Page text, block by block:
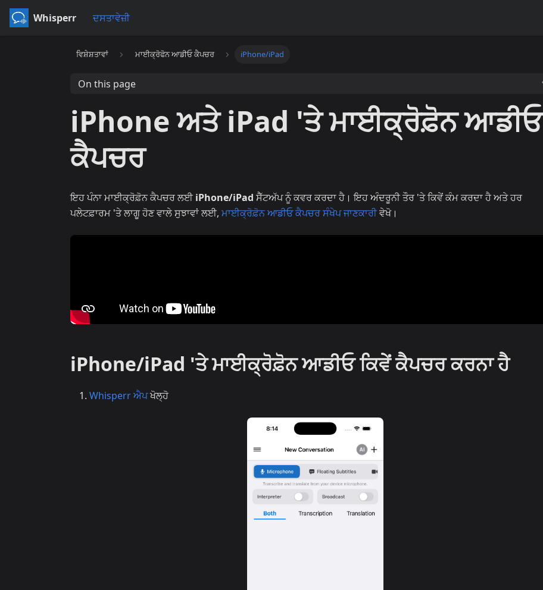
Whisperr ਦਸਤਾਵੇਜ਼ੀ
ਵਿਸ਼ੇਸ਼ਤਾਵਾਂ ਮਾਈਕ੍ਰੋਫੋਨ ਆਡੀਓ ਕੈਪਚਰ iPhone/iPad
On this page
iPhone ਅਤੇ iPad 'ਤੇ ਮਾਈਕ੍ਰੋਫ਼ੋਨ ਆਡੀਓ
ਕੈਪਚਰ
ਇਹ ਪੰਨਾ ਮਾਈਕ੍ਰੋਫ਼ੋਨ ਕੈਪਚਰ ਲਈ iPhone/iPad ਸੈੱਟਅੱਪ ਨੂੰ ਕਵਰ ਕਰਦਾ ਹੈ। ਇਹ ਅੰਦਰੂਨੀ ਤੌਰ 'ਤੇ ਕਿਵੇਂ ਕੰਮ ਕਰਦਾ ਹੈ ਅਤੇ ਹਰ
ਪਲੇਟਫ਼ਾਰਮ 'ਤੇ ਲਾਗੂ ਹੋਣ ਵਾਲੇ ਸੁਝਾਵਾਂ ਲਈ, ਮਾਈਕ੍ਰੋਫ਼ੋਨ ਆਡੀਓ ਕੈਪਚਰ ਸੰਖੇਪ ਜਾਣਕਾਰੀਵੇਖੋ।
iPhone/iPad 'ਤੇ ਮਾਈਕ੍ਰੋਫ਼ੋਨ ਆਡੀਓ ਕਿਵੇਂ ਕੈਪਚਰ ਕਰਨਾ ਹੈ
Whisperr ਐਪਖੋਲ੍ਹੋ